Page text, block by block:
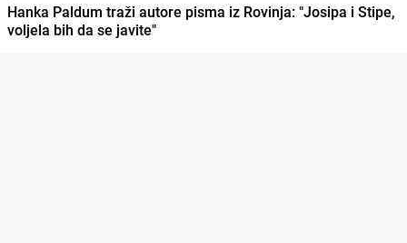
Hanka Paldum traži autore pisma iz Rovinja: "Josipa i Stipe,
voljela bih da se javite"